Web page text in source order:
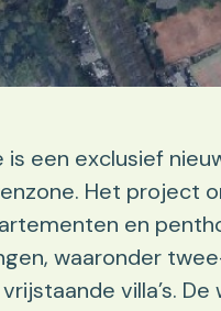
een exclusief
Het project
en
waaronder
villa’s.